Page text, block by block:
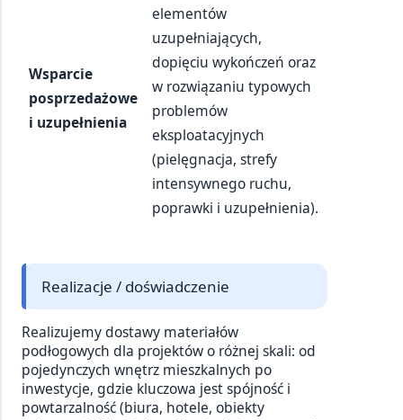
Wsparcie
posprzedażowe
i uzupełnienia
elementów
uzupełniających,
dopięciu wykończeń oraz
w rozwiązaniu typowych
problemów
eksploatacyjnych
(pielęgnacja, strefy
intensywnego ruchu,
poprawki i uzupełnienia).
Realizacje / doświadczenie
Realizujemy dostawy materiałów
podłogowych dla projektów o różnej skali: od
pojedynczych wnętrz mieszkalnych po
inwestycje, gdzie kluczowa jest spójność i
powtarzalność (biura, hotele, obiekty